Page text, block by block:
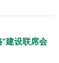
建设联席会